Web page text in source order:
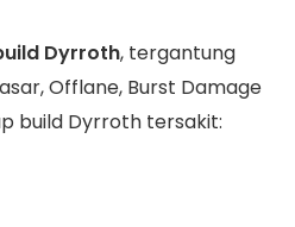
Dyrroth, tergantung
Offlane, Burst Damage
build Dyrroth tersakit: